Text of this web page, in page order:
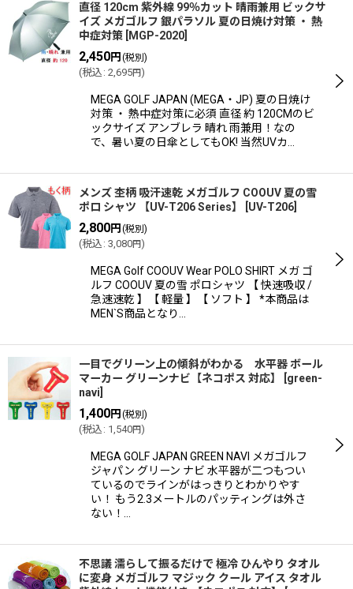
直径 120cm 紫外線 99％カット 晴雨兼用 ビックサ
イズ メガゴルフ 銀パラソル 夏の日焼け対策 ・ 熱
中症対策
MGP-2020
2,450円 (税別)
(税込 : 2,695円)
MEGA GOLF JAPAN (MEGA・JP) 夏の日焼け
対策 ・ 熱中症対策に必須 直径 約 120CMのビ
ックサイズ アンブレラ 晴れ 雨兼用！なの
で、暑い夏の日傘としてもOK! 当然UVカ…
メンズ 杢柄 吸汗速乾 メガゴルフ COOUV 夏の雪
ポロ シャツ 【UV-T206 Series】
UV-T206
2,800円 (税別)
(税込 : 3,080円)
MEGA Golf COOUV Wear POLO SHIRT メガ ゴ
ルフ COOUV 夏の雪 ポロシャツ 【 快速吸収 /
急速速乾 】【 軽量 】【 ソフト 】 *本商品は
MEN`S商品となり…
一目でグリーン上の傾斜がわかる 水平器 ボール
マーカー グリーンナビ【ネコポス 対応】
green-
navi
1,400円 (税別)
(税込 : 1,540円)
MEGA GOLF JAPAN GREEN NAVI メガゴルフ
ジャパン グリーン ナビ 水平器が二つもつい
ているのでラインがはっきりとわかりやす
い！ もう2.3メートルのパッティングは外さ
ない！…
不思議 濡らして振るだけで 極冷 ひんやり タオル
に変身 メガゴルフ マジック クール アイス タオル